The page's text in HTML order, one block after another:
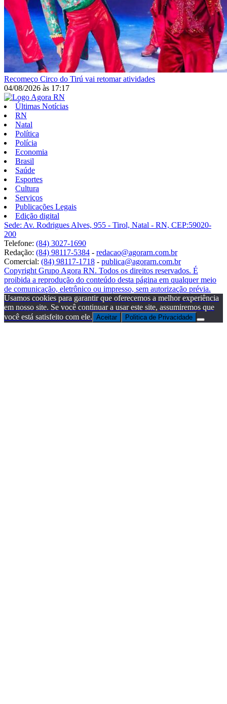
Recomeço Circo do Tirú vai retomar atividades
04/08/2026 às 17:17
Últimas Notícias
RN
Natal
Política
Polícia
Economia
Brasil
Saúde
Esportes
Cultura
Serviços
Publicações Legais
Edição digital
Sede: Av. Rodrigues Alves, 955 - Tirol, Natal - RN, CEP:59020-
200
Telefone: (84) 3027-1690
Redação: (84) 98117-5384 - redacao@agorarn.com.br
Comercial: (84) 98117-1718 - publica@agorarn.com.br
Copyright Grupo Agora RN. Todos os direitos reservados. É
proibida a reprodução do conteúdo desta página em qualquer meio
de comunicação, eletrônico ou impresso, sem autorização prévia.
Usamos cookies para garantir que oferecemos a melhor experiência
em nosso site. Se você continuar a usar este site, assumiremos que
você está satisfeito com ele. Aceitar Politica de Privacidade